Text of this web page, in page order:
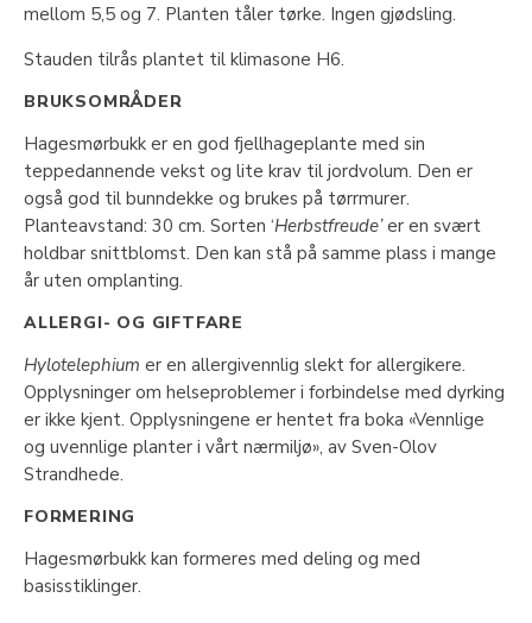
mellom 5,5 og 7. Planten tåler tørke. Ingen gjødsling.
Stauden tilrås plantet til klimasone H6.
BRUKSOMRÅDER
Hagesmørbukk er en god fjellhageplante med sin
teppedannende vekst og lite krav til jordvolum. Den er
også god til bunndekke og brukes på tørrmurer.
Planteavstand: 30 cm. Sorten ‘Herbstfreude’er en svært
holdbar snittblomst. Den kan stå på samme plass i mange
år uten omplanting.
ALLERGI- OG GIFTFARE
Hylotelephium er en allergivennlig slekt for allergikere.
Opplysninger om helseproblemer i forbindelse med dyrking
er ikke kjent. Opplysningene er hentet fra boka «Vennlige
og uvennlige planter i vårt nærmiljø», av Sven-Olov
Strandhede.
FORMERING
Hagesmørbukk kan formeres med deling og med
basisstiklinger.